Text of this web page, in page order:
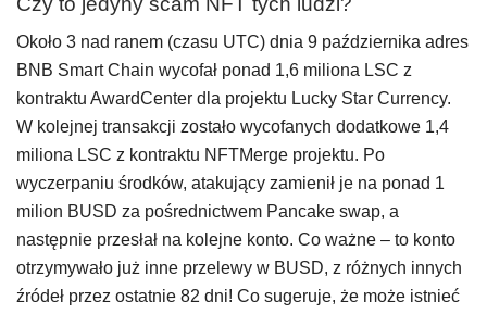
Około 3 nad ranem (czasu UTC) dnia 9 października adres
BNB Smart Chain wycofał ponad 1,6 miliona LSC z
kontraktu AwardCenter dla projektu Lucky Star Currency.
W kolejnej transakcji zostało wycofanych dodatkowe 1,4
miliona LSC z kontraktu NFTMerge projektu. Po
wyczerpaniu środków, atakujący zamienił je na ponad 1
milion BUSD za pośrednictwem Pancake swap, a
następnie przesłał na kolejne konto. Co ważne – to konto
otrzymywało już inne przelewy w BUSD, z różnych innych
źródeł przez ostatnie 82 dni! Co sugeruje, że może istnieć